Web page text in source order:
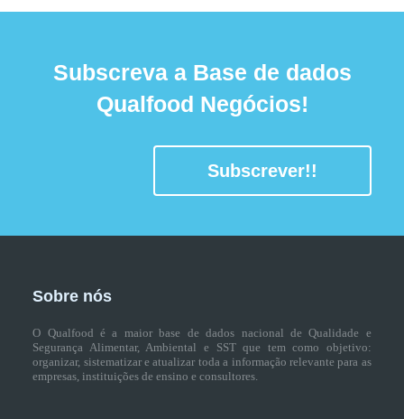
Subscreva a Base de dados
Qualfood Negócios!
Subscrever!!
Sobre nós
O Qualfood é a maior base de dados nacional de Qualidade e
Segurança Alimentar, Ambiental e SST que tem como objetivo:
organizar, sistematizar e atualizar toda a informação relevante para as
empresas, instituições de ensino e consultores.